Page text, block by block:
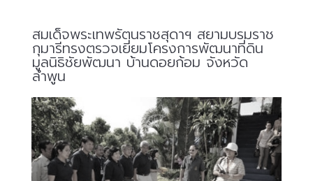
สมเด็จพระเทพรัตนราชสุดาฯ สยามบรมราช
กุมารีทรงตรวจเยี่ยมโครงการพัฒนาที่ดิน
มูลนิธิชัยพัฒนา บ้านดอยก้อม จังหวัด
ลำพูน